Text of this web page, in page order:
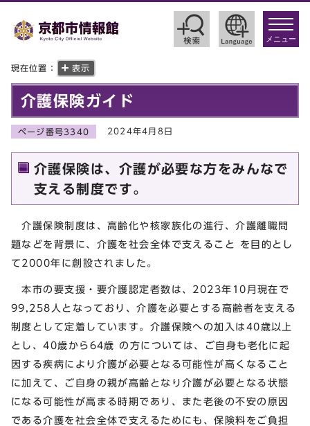
toggle
メニュー
現在位置： 表示
介護保険ガイド
ページ番号3340 2024年4月8日
介護保険は、介護が必要な方をみんなで
支える制度です。
介護保険制度は、高齢化や核家族化の進行、介護離職問
題などを背景に、介護を社会全体で支えること を目的とし
て2000年に創設されました。
本市の要支援・要介護認定者数は、2023年10月現在で
99,258人となっており、介護を必要とする高齢者を支える
制度として定着しています。介護保険への加入は40歳以上
とし、40歳から64歳 の方については、ご自身も老化に起
因する疾病により介護が必要となる可能性が高くなること
に加えて、ご自身の親が高齢となり介護が必要となる状態
になる可能性が高まる時期であり、また老後の不安の原因
である介護を社会全体で支えるためにも、保険料をご負担